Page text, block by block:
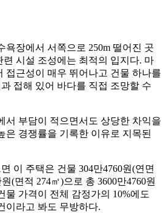
욕장에서 서쪽으로 250m 떨어진 곳
시설 조성에는 최적의 입지다. 마
접근성이 매우 뛰어나고 건물 하나를
접해 있어 바다를 직접 조망할 수
서 부담이 적으면서도 상당한 차익을
은 경쟁률을 기록한 이유로 지목된
이 주택은 건물 304만4760원(연면
(면적 274㎡)으로 총 3600만4760원
물 가격이 전체 감정가의 10%에도
이라고 봐도 무방하다.